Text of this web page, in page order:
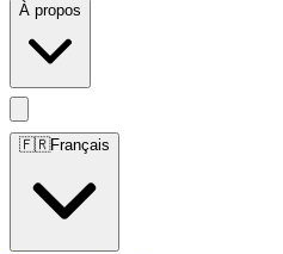
À propos
🇫🇷Français